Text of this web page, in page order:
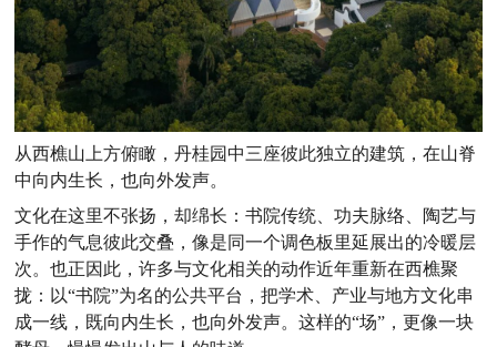
从西樵山上方俯瞰，丹桂园中三座彼此独立的建筑，在山脊
中向内生长，也向外发声。
文化在这里不张扬，却绵长：书院传统、功夫脉络、陶艺与
手作的气息彼此交叠，像是同一个调色板里延展出的冷暖层
次。也正因此，许多与文化相关的动作近年重新在西樵聚
拢：以“书院”为名的公共平台，把学术、产业与地方文化串
成一线，既向内生长，也向外发声。这样的“场”，更像一块